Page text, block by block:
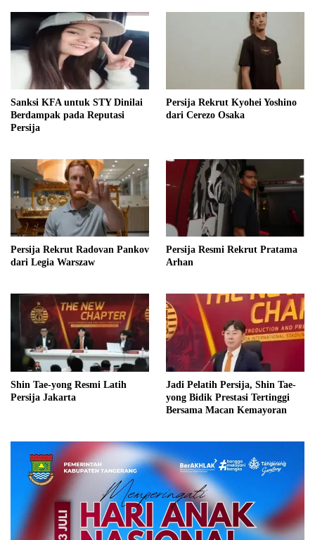
Sanksi KFA untuk STY Dinilai
Berdampak pada Reputasi
Persija
Persija Rekrut Kyohei Yoshino
dari Cerezo Osaka
Persija Rekrut Radovan Pankov
dari Legia Warszaw
Persija Resmi Rekrut Pratama
Arhan
Shin Tae-yong Resmi Latih
Persija Jakarta
Jadi Pelatih Persija, Shin Tae-
yong Bidik Prestasi Tertinggi
Bersama Macan Kemayoran